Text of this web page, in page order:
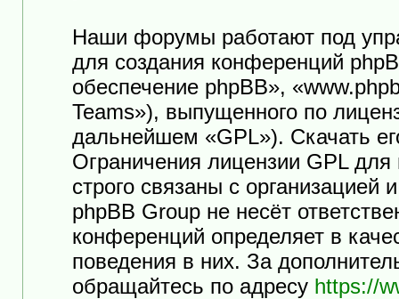
Наши форумы работают под
для создания конференций
обеспечение phpBB»,
Teams»), выпущенного по
дальнейшем «GPL»). Скачать
Ограничения лицензии GPL
строго связаны с
phpBB Group не несёт
конференций определяет в
поведения в них. За
обращайтесь по адресу https://